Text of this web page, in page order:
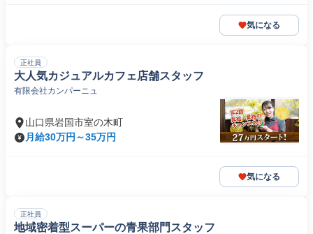
気になる
正社員
大人気カジュアルカフェ店舗スタッフ
有限会社カンパーニュ
山口県岩国市室の木町
月給30万円～35万円
気になる
正社員
地域密着型スーパーの青果部門スタッフ